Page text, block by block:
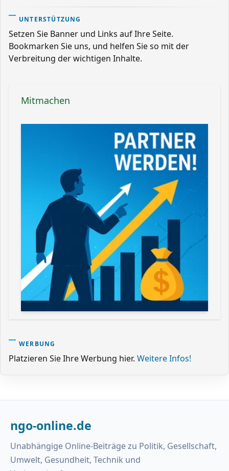
UNTERSTÜTZUNG
Setzen Sie Banner und Links auf Ihre Seite.
Bookmarken Sie uns, und helfen Sie so mit der
Verbreitung der wichtigen Inhalte.
Mitmachen
WERBUNG
Platzieren Sie Ihre Werbung hier. Weitere Infos!
ngo-online.de
Unabhängige Online-Beiträge zu Politik, Gesellschaft,
Umwelt, Gesundheit, Technik und